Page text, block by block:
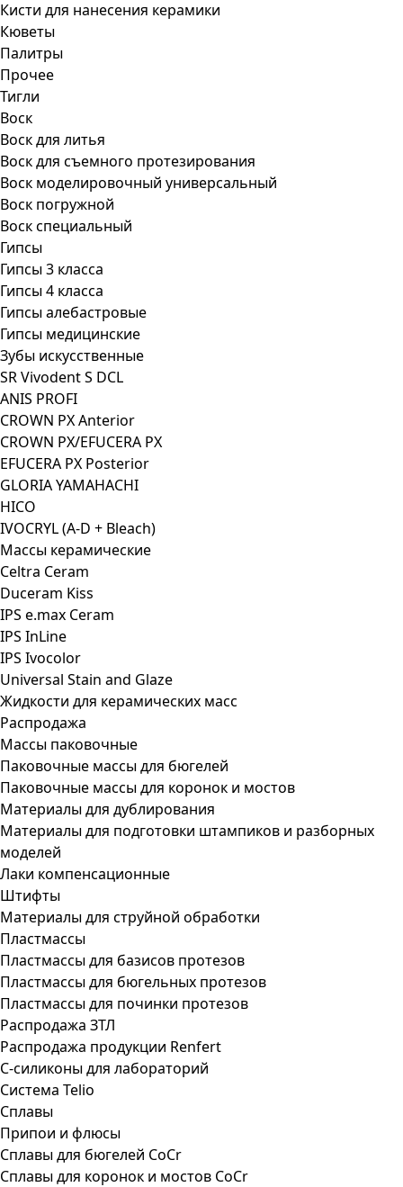
Кисти для нанесения керамики
Кюветы
Палитры
Прочее
Тигли
Воск
Воск для литья
Воск для съемного протезирования
Воск моделировочный универсальный
Воск погружной
Воск специальный
Гипсы
Гипсы 3 класса
Гипсы 4 класса
Гипсы алебастровые
Гипсы медицинские
Зубы искусственные
SR Vivodent S DCL
ANIS PROFI
CROWN PX Anterior
CROWN PX/EFUCERA PX
EFUCERA PX Posterior
GLORIA YAMAHACHI
HICO
IVOCRYL (A-D + Bleach)
Массы керамические
Celtra Ceram
Duceram Kiss
IPS e.max Ceram
IPS InLine
IPS Ivocolor
Universal Stain and Glaze
Жидкости для керамических масс
Распродажа
Массы паковочные
Паковочные массы для бюгелей
Паковочные массы для коронок и мостов
Материалы для дублирования
Материалы для подготовки штампиков и разборных
моделей
Лаки компенсационные
Штифты
Материалы для струйной обработки
Пластмассы
Пластмассы для базисов протезов
Пластмассы для бюгельных протезов
Пластмассы для починки протезов
Распродажа ЗТЛ
Распродажа продукции Renfert
С-силиконы для лабораторий
Система Telio
Сплавы
Припои и флюсы
Сплавы для бюгелей CoCr
Сплавы для коронок и мостов CoCr